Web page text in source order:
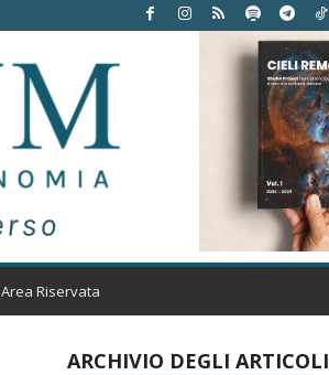
Area Riservata
ARCHIVIO DEGLI ARTICOLI